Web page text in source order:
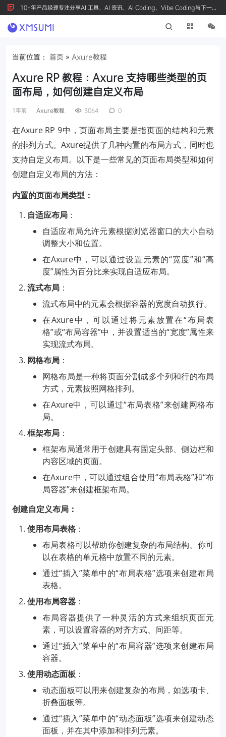
10+年产品经理专注分享AI 工具、AI 资讯、AI Coding、Vibe Coding与下一代
产品创新，按 Ctrl+D 收藏我们
当前位置： 首页 » Axure教程
Axure RP 教程：Axure 支持哪些类型的页
面布局，如何创建自定义布局
1年前 Axure教程 3064 0
在Axure RP 9中，页面布局主要是指页面的结构和元素
的排列方式。Axure提供了几种内置的布局方式，同时也
支持自定义布局。以下是一些常见的页面布局类型和如何
创建自定义布局的方法：
内置的页面布局类型：
自适应布局 ：
自适应布局允许元素根据浏览器窗口的大小自动
调整大小和位置。
在Axure中，可以通过设置元素的“宽度”和“高
度”属性为百分比来实现自适应布局。
流式布局 ：
流式布局中的元素会根据容器的宽度自动换行。
在Axure中，可以通过将元素放置在“布局表
格”或“布局容器”中，并设置适当的“宽度”属性来
实现流式布局。
网格布局 ：
网格布局是一种将页面分割成多个列和行的布局
方式，元素按照网格排列。
在Axure中，可以通过“布局表格”来创建网格布
局。
框架布局 ：
框架布局通常用于创建具有固定头部、侧边栏和
内容区域的页面。
在Axure中，可以通过组合使用“布局表格”和“布
局容器”来创建框架布局。
创建自定义布局：
使用布局表格 ：
布局表格可以帮助你创建复杂的布局结构。你可
以在表格的单元格中放置不同的元素。
通过“插入”菜单中的“布局表格”选项来创建布局
表格。
使用布局容器 ：
布局容器提供了一种灵活的方式来组织页面元
素，可以设置容器的对齐方式、间距等。
通过“插入”菜单中的“布局容器”选项来创建布局
容器。
使用动态面板 ：
动态面板可以用来创建复杂的布局，如选项卡、
折叠面板等。
通过“插入”菜单中的“动态面板”选项来创建动态
面板，并在其中添加和排列元素。